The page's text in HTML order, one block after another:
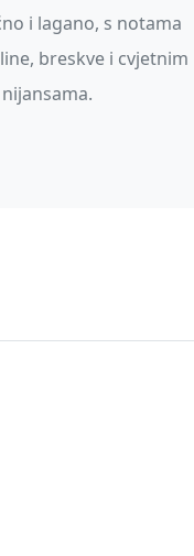
i lagano, s notama
breskve i cvjetnim
nijansama.